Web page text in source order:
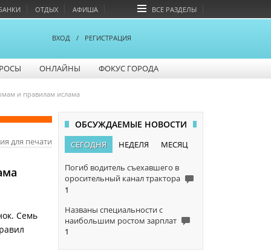
ОТДЫХ АФИША ВСЕ РАЗДЕЛЫ
ВХОД / РЕГИСТРАЦИЯ
ОНЛАЙНЫ ФОКУС ГОРОДА
и правилам ислама
для печати
Семь
ОБСУЖДАЕМЫЕ НОВОСТИ
СЕГОДНЯ НЕДЕЛЯ МЕСЯЦ
Погиб водитель съехавшего в
оросительный канал трактора
1
Названы специальности с
наибольшим ростом зарплат
1